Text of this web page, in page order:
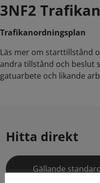
3NF2
Trafikanordningsplan
Läs mer om starttillstånd
andra tillstånd och beslut
gatuarbete och likande
Hitta direkt
Gällande